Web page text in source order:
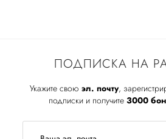
ПОДПИСКА НА
Укажите свою эл. почту,
подписки и получите 3000